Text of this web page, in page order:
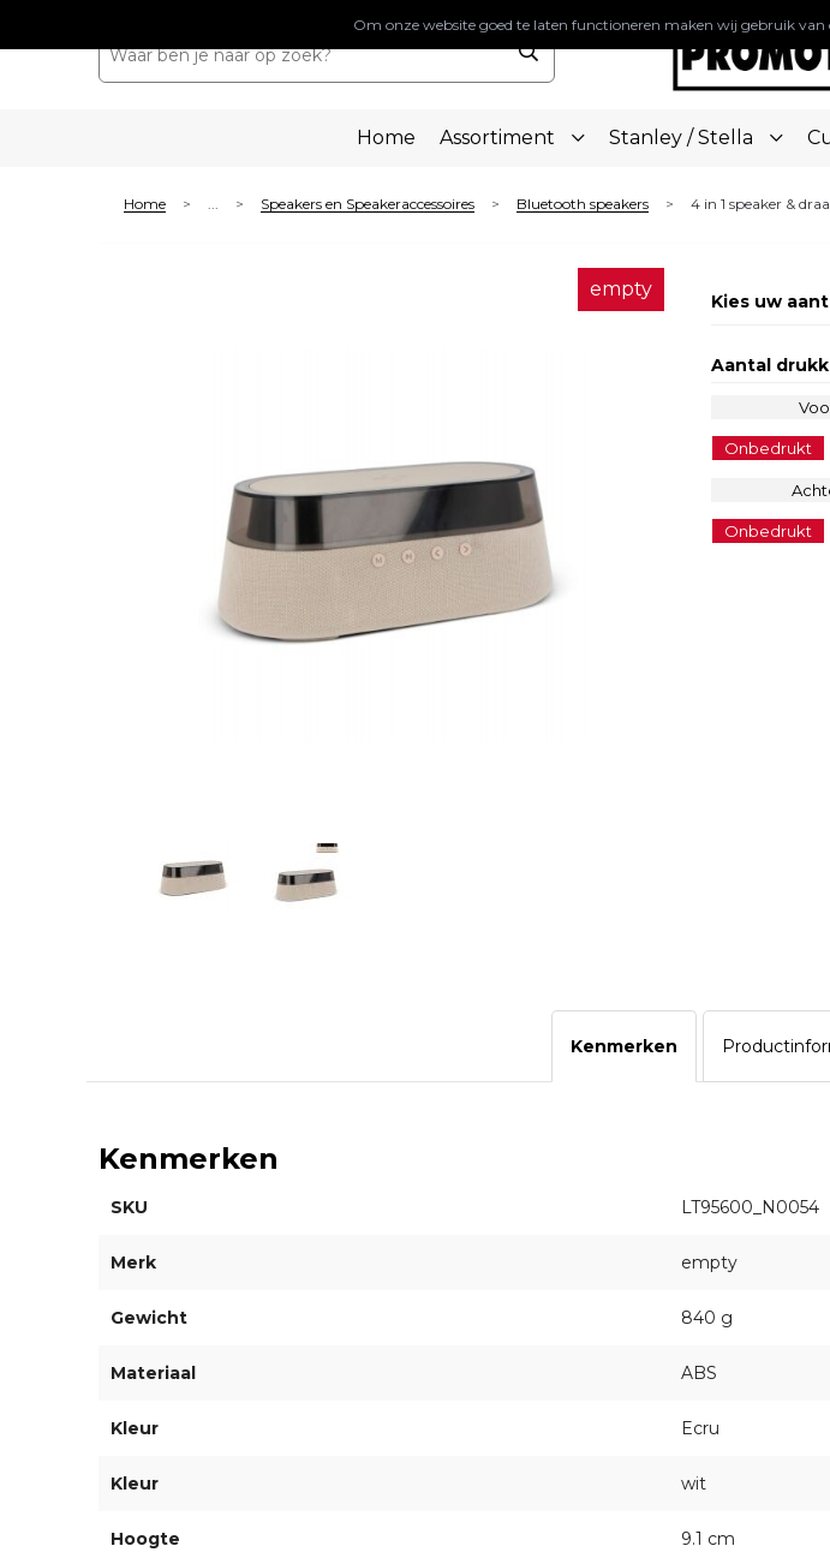
Home Assortiment Stanley / Stella
Home > ... > Speakers en Speakeraccessoires > Bluetooth speakers > 4 in 1 speaker &
empty
Kies uw
Aantal
Onbedrukt
Onbedrukt
Kenmerken
Kenmerken
SKU LT95600_N0054
Merk empty
Gewicht 840 g
Materiaal ABS
Kleur Ecru
Kleur wit
Hoogte 9.1 cm
Om onze website goed te laten functioneren maken wij gebruik van